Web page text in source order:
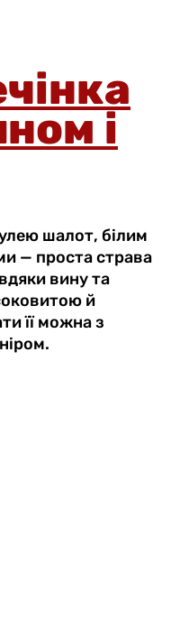
і
шалот, білим
— проста страва
вину та
й
її можна з